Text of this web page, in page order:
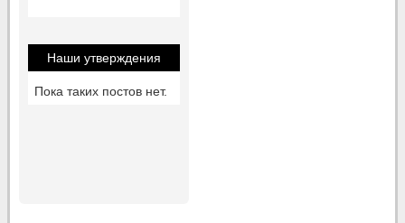
Наши утверждения
Пока таких постов нет.